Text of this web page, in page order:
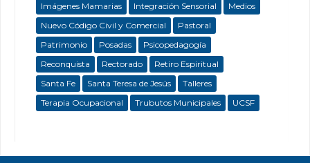
Imágenes Mamarias
Integración Sensorial
Medios
Nuevo Código Civil y Comercial
Pastoral
Patrimonio
Posadas
Psicopedagogía
Reconquista
Rectorado
Retiro Espiritual
Santa Fe
Santa Teresa de Jesús
Talleres
Terapia Ocupacional
Trubutos Municipales UCSF